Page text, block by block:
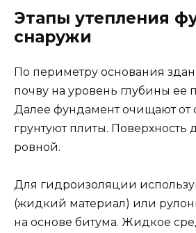
Этапы утепления
снаружи
По периметру основания
почву на уровень глубины ее
Далее фундамент очищают от
грунтуют плиты. Поверхность
ровной.
Для гидроизоляции
(жидкий материал) или
на основе битума. Жидкое